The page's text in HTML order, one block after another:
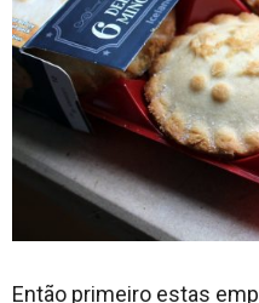
Então primeiro estas